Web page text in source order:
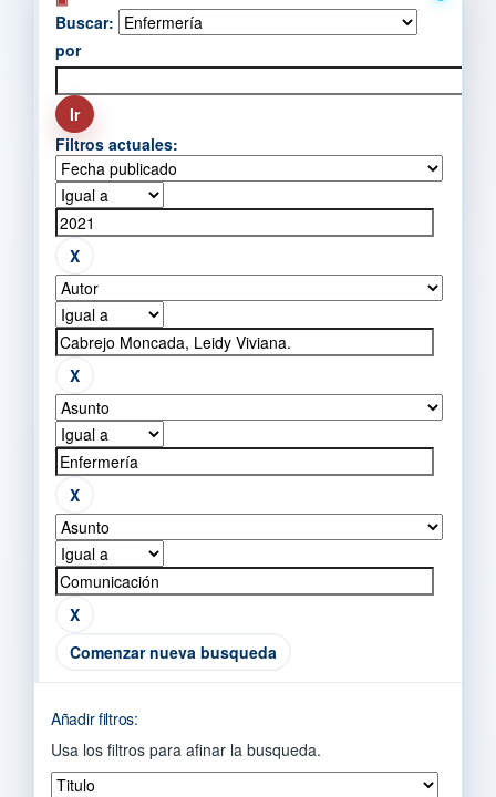
Buscar:
por
Filtros actuales:
Comenzar nueva busqueda
Añadir filtros:
Usa los filtros para afinar la busqueda.